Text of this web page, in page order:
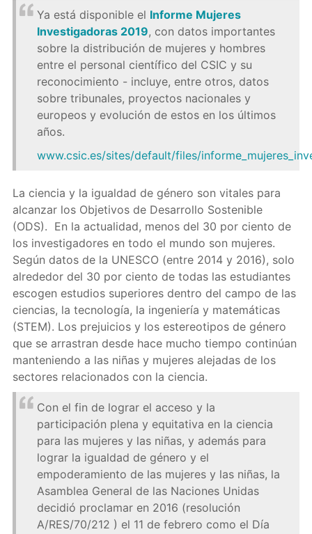
Ya está disponible el Informe Mujeres
Investigadoras 2019, con datos importantes
sobre la distribución de mujeres y hombres
entre el personal científico del CSIC y su
reconocimiento - incluye, entre otros, datos
sobre tribunales, proyectos nacionales y
europeos y evolución de estos en los últimos
años.
www.csic.es/sites/default/files/
La ciencia y la igualdad de género son vitales para
alcanzar los Objetivos de Desarrollo Sostenible
(ODS). En la actualidad, menos del 30 por ciento de
los investigadores en todo el mundo son mujeres.
Según datos de la UNESCO (entre 2014 y 2016), solo
alrededor del 30 por ciento de todas las estudiantes
escogen estudios superiores dentro del campo de las
ciencias, la tecnología, la ingeniería y matemáticas
(STEM). Los prejuicios y los estereotipos de género
que se arrastran desde hace mucho tiempo continúan
manteniendo a las niñas y mujeres alejadas de los
sectores relacionados con la ciencia.
Con el fin de lograr el acceso y la
participación plena y equitativa en la ciencia
para las mujeres y las niñas, y además para
lograr la igualdad de género y el
empoderamiento de las mujeres y las niñas, la
Asamblea General de las Naciones Unidas
decidió proclamar en 2016 (resolución
A/RES/70/212 ) el 11 de febrero como el Día